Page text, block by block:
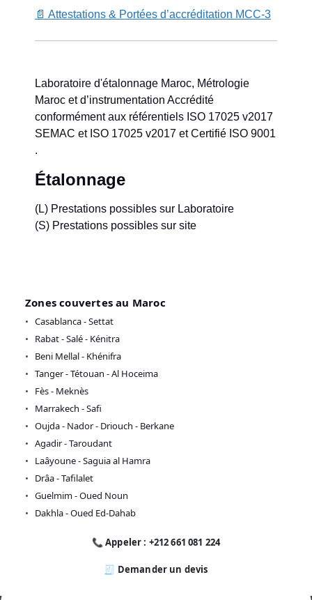
📄 Attestations & Portées d’accréditation MCC-3
Laboratoire d'étalonnage Maroc, Métrologie
Maroc et d’instrumentation Accrédité
conformément aux référentiels ISO 17025 v2017
SEMAC et ISO 17025 v2017 et Certifié ISO 9001
.
Étalonnage
(L) Prestations possibles sur Laboratoire
(S) Prestations possibles sur site
Zones couvertes au Maroc
Casablanca - Settat
Rabat - Salé - Kénitra
Beni Mellal - Khénifra
Tanger - Tétouan - Al Hoceima
Fès - Meknès
Marrakech - Safi
Oujda - Nador - Driouch - Berkane
Agadir - Taroudant
Laâyoune - Saguia al Hamra
Drâa - Tafilalet
Guelmim - Oued Noun
Dakhla - Oued Ed-Dahab
📞 Appeler : +212 661 081 224
🧾 Demander un devis